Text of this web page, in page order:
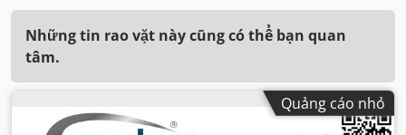
Những tin rao vặt này cũng có thể bạn quan
tâm.
Quảng cáo nhỏ